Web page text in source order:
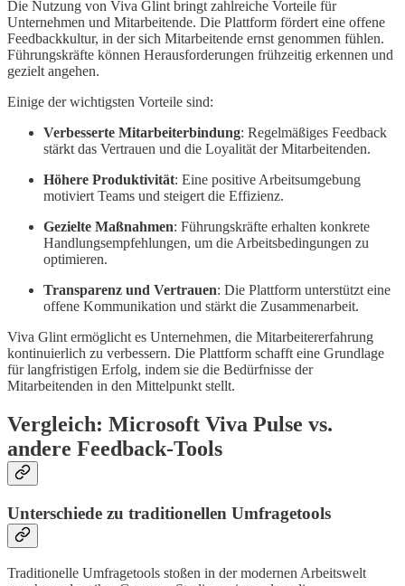
Die Nutzung von Viva Glint bringt zahlreiche Vorteile für
Unternehmen und Mitarbeitende. Die Plattform fördert eine offene
Feedbackkultur, in der sich Mitarbeitende ernst genommen fühlen.
Führungskräfte können Herausforderungen frühzeitig erkennen und
gezielt angehen.
Einige der wichtigsten Vorteile sind:
Verbesserte Mitarbeiterbindung: Regelmäßiges Feedback
stärkt das Vertrauen und die Loyalität der Mitarbeitenden.
Höhere Produktivität: Eine positive Arbeitsumgebung
motiviert Teams und steigert die Effizienz.
Gezielte Maßnahmen: Führungskräfte erhalten konkrete
Handlungsempfehlungen, um die Arbeitsbedingungen zu
optimieren.
Transparenz und Vertrauen: Die Plattform unterstützt eine
offene Kommunikation und stärkt die Zusammenarbeit.
Viva Glint ermöglicht es Unternehmen, die Mitarbeitererfahrung
kontinuierlich zu verbessern. Die Plattform schafft eine Grundlage
für langfristigen Erfolg, indem sie die Bedürfnisse der
Mitarbeitenden in den Mittelpunkt stellt.
Vergleich: Microsoft Viva Pulse vs.
andere Feedback-Tools
Unterschiede zu traditionellen Umfragetools
Traditionelle Umfragetools stoßen in der modernen Arbeitswelt